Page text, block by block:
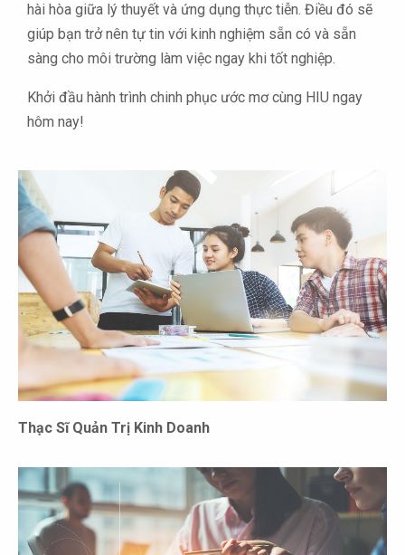
hài hòa giữa lý thuyết và ứng dụng thực tiễn. Điều đó sẽ
giúp bạn trở nên tự tin với kinh nghiệm sẵn có và sẵn
sàng cho môi trường làm việc ngay khi tốt nghiệp.
Khởi đầu hành trình chinh phục ước mơ cùng HIU ngay
hôm nay!
Thạc Sĩ Quản Trị Kinh Doanh